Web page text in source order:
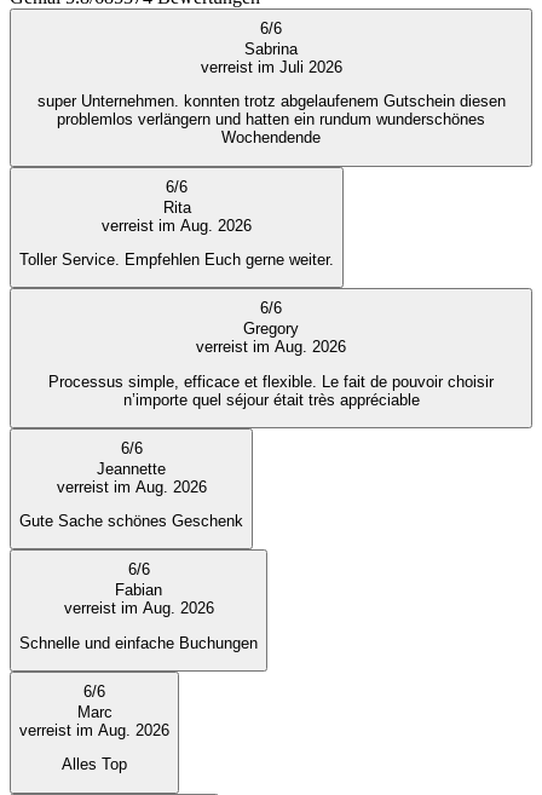
6/6
Sabrina
verreist im Juli 2026
super Unternehmen. konnten trotz abgelaufenem Gutschein diesen
problemlos verlängern und hatten ein rundum wunderschönes
Wochendende
6/6
Rita
verreist im Aug. 2026
Toller Service. Empfehlen Euch gerne weiter.
6/6
Gregory
verreist im Aug. 2026
Processus simple, efficace et flexible. Le fait de pouvoir choisir
n’importe quel séjour était très appréciable
6/6
Jeannette
verreist im Aug. 2026
Gute Sache schönes Geschenk
6/6
Fabian
verreist im Aug. 2026
Schnelle und einfache Buchungen
6/6
Marc
verreist im Aug. 2026
Alles Top